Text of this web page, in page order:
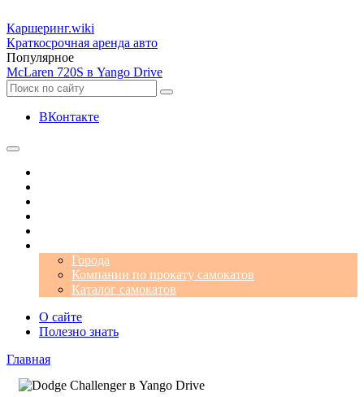
Каршеринг.wiki
Краткосрочная аренда авто
Популярное
McLaren 720S в Yango Drive
ВКонтакте
Города
Компании по прокату самокатов
Каталог самокатов
О сайте
Полезно знать
Главная